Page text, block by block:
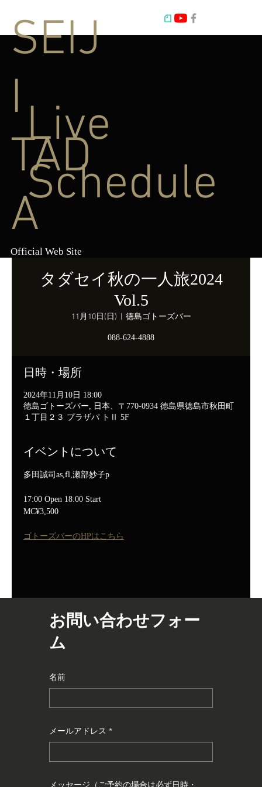
タダセイ秋の一人旅2024
Vol.5
11月10日(日) 徳島ゴトーズバー
088-624-4888
日時・場所
2024年11月10日 18:00
徳島ゴトーズバー, 日本、〒770-0934 徳島県徳島市秋田町
１丁目２３ プラザパ トⅡ 5F
イベントについて
多田誠司as,fl,瀬部妙子p
17:00 Open 18:00 Start
MC¥3,500
ゴトーズバーのHPはこちら
Live
Schedule
SEIJ
I
TAD
A
Official Web Site
お問い合わせフォー
ム
名前
メールアドレス
メッセージ（ご予約の場合は必ず日時・